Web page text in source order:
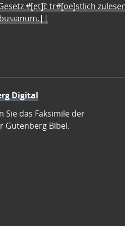
#[et]c̃ tr#[oe]stlich
Digital
Sie das Faksimile der
Gutenberg Bibel.